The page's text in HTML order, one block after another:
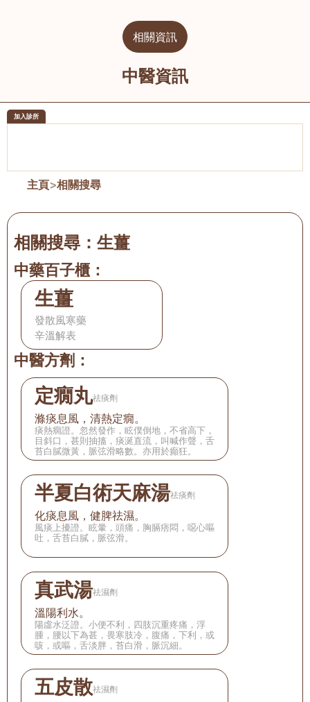
相關資訊
中醫資訊
加入診所
主頁>相關搜尋
相關搜尋： 生薑
中藥百子櫃：
生薑
發散風寒藥
辛溫解表
中醫方劑：
定癇丸祛痰劑
滌痰息風，清熱定癇。
痰熱癇證。忽然發作，眩僕倒地，不省高下，
目斜口，甚則抽搐，痰涎直流，叫喊作聲，舌
苔白膩微黃，脈弦滑略數。亦用於癲狂。
半夏白術天麻湯祛痰劑
化痰息風，健脾祛濕。
風痰上擾證。眩暈，頭痛，胸膈痞悶，噁心嘔
吐，舌苔白膩，脈弦滑。
真武湯祛濕劑
溫陽利水。
陽虛水泛證。小便不利，四肢沉重疼痛，浮
腫，腰以下為甚，畏寒肢冷，腹痛，下利，或
咳，或嘔，舌淡胖，苔白滑，脈沉細。
五皮散祛濕劑